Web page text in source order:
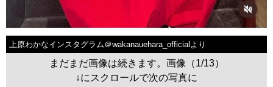
上原わかなインスタグラム＠wakanauehara_officialより
まだまだ画像は続きます。画像（1/13）
↓にスクロールで次の写真に